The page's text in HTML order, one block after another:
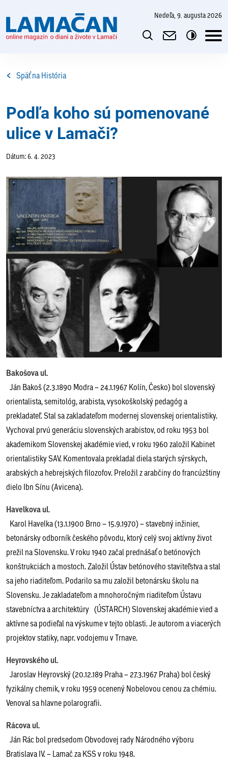
nedeľa, 9. augusta 2026
Späť na História
Podľa koho sú pomenované
ulice v Lamači?
Dátum: 6. 4. 2023
Bakošova ul.
Ján Bakoš (2.3.1890 Modra – 24.1.1967 Kolín, Česko) bol slovenský
orientalista, semitológ, arabista, vysokoškolský pedagóg a
prekladateľ. Stal sa zakladateľom modernej slovenskej orientalistiky.
Vychoval prvú generáciu slovenských arabistov, od roku 1953 bol
akademikom Slovenskej akadémie vied, v roku 1960 založil Kabinet
orientalistiky SAV. Komentovala prekladal diela starých sýrskych,
arabských a hebrejských filozofov. Preložil z arabčiny do francúzštiny
dielo Ibn Sínu (Avicena).
Havelkova ul.
Karol Havelka (13.1.1900 Brno – 15.9.1970) – stavebný inžinier,
betonársky odborník českého pôvodu, ktorý celý svoj aktívny život
prežil na Slovensku. V roku 1940 začal prednášať o betónových
konštrukciách a mostoch. Založil Ústav betónového staviteľstva a stal
sa jeho riaditeľom. Podarilo sa mu založil betonársku školu na
Slovensku. Je zakladateľom a mnohoročným riaditeľom Ústavu
stavebníctva a architektúry (ÚSTARCH) Slovenskej akadémie vied a
aktívne sa podieľal na výskume v tejto oblasti. Je autorom a viacerých
projektov statiky, napr. vodojemu v Trnave.
Heyrovského ul.
Jaroslav Heyrovský (20.12.189 Praha – 27.3.1967 Praha) bol český
fyzikálny chemik, v roku 1959 ocenený Nobelovou cenou za chémiu.
Venoval sa hlavne polarografii.
Rácova ul.
Ján Rác bol predsedom Obvodovej rady Národného výboru
Bratislava IV. – Lamač za KSS v roku 1948.